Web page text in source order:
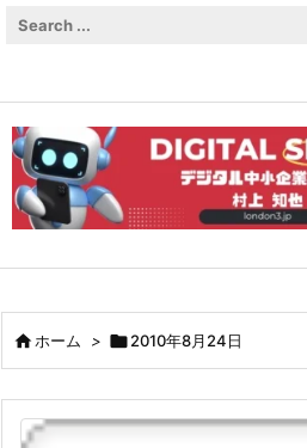
ホーム > 2010年8月24日